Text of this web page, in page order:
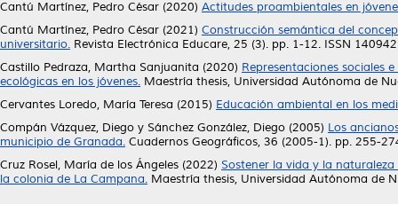
Cantú Martínez, Pedro César (2020) Actitudes proambientales en
Cantú Martínez, Pedro César (2021) Construcción semántica del
universitario. Revista Electrónica Educare, 25 (3). pp. 1-12. ISSN
Castillo Pedraza, Martha Sanjuanita (2020) Representaciones sociales
ecológicas en los jóvenes. Maestría thesis, Universidad Autónoma de
Cervantes Loredo, María Teresa (2015) Educación ambiental en los
Compán Vázquez, Diego y Sánchez González, Diego (2005) Los
municipio de Granada. Cuadernos Geográficos, 36 (2005-1). pp. 255-
Cruz Rosel, María de los Ángeles (2022) Sostener la vida y la
la colonia de La Campana. Maestría thesis, Universidad Autónoma de